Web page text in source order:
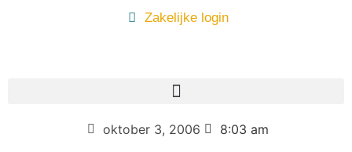
Zakelijke login
oktober 3, 2006 8:03 am